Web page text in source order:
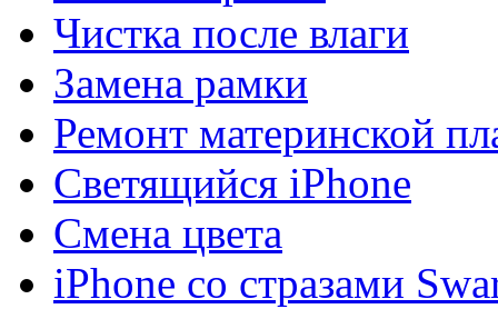
Чистка после влаги
Замена рамки
Ремонт материнской
Светящийся iPhone
Смена цвета
iPhone со стразами